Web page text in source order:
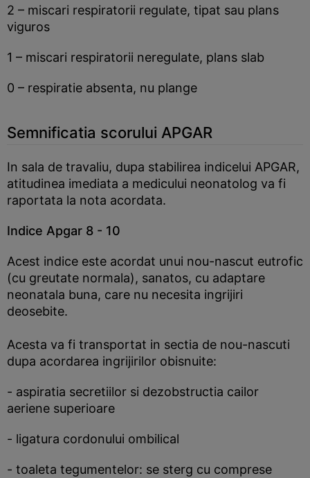
2 – miscari respiratorii regulate, tipat sau plans
viguros
1 – miscari respiratorii neregulate, plans slab
0 – respiratie absenta, nu plange
Semnificatia scorului APGAR
In sala de travaliu, dupa stabilirea indicelui APGAR,
atitudinea imediata a medicului neonatolog va fi
raportata la nota acordata.
Indice Apgar 8 - 10
Acest indice este acordat unui nou-nascut eutrofic
(cu greutate normala), sanatos, cu adaptare
neonatala buna, care nu necesita ingrijiri
deosebite.
Acesta va fi transportat in sectia de nou-nascuti
dupa acordarea ingrijirilor obisnuite:
- aspiratia secretiilor si dezobstructia cailor
aeriene superioare
- ligatura cordonului ombilical
- toaleta tegumentelor: se sterg cu comprese